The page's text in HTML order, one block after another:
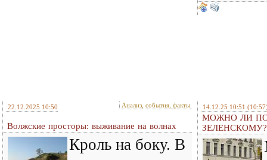
22.12.2025 10:50 Анализ, события, факты
Волжские просторы: выживание на волнах
Кроль на боку. В
14.12.25 10:51
МОЖНО ЛИ
ЗЕЛЕНСКОМУ?